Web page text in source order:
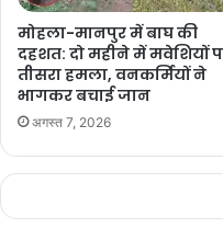
मोहला-मानपुर में बाघ की
दहशत: दो महीने में मवेशियों
तीसरा हमला, वनकर्मियों ने
भागकर बचाई जान
अगस्त 7, 2026